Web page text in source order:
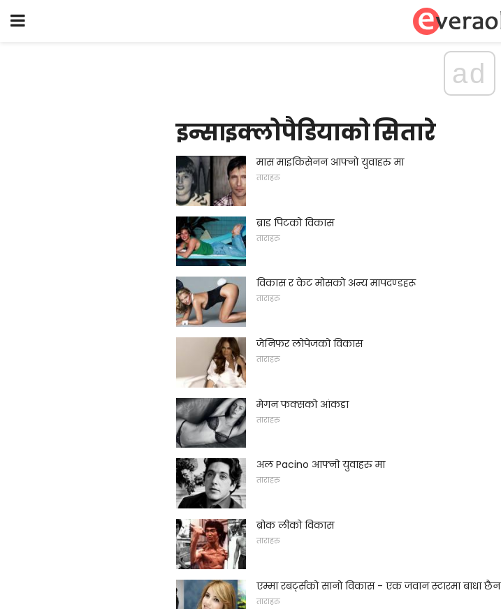
ad
इन्साइक्लोपैडियाको सितारे
मास माइकिसेनन आफ्नो युवाहरु मा
ताराहरु
ब्राड पिटको विकास
ताराहरु
विकास र केट मोसको अन्य मापदण्डहरू
ताराहरु
जेनिफर लोपेजको विकास
ताराहरु
मेगन फक्सको आंकडा
ताराहरु
अल Pacino आफ्नो युवाहरु मा
ताराहरु
ब्रोक लीको विकास
ताराहरु
एम्मा रबर्ट्सको सानो विकास - एक जवान स्टारमा बाधा छैन
ताराहरु